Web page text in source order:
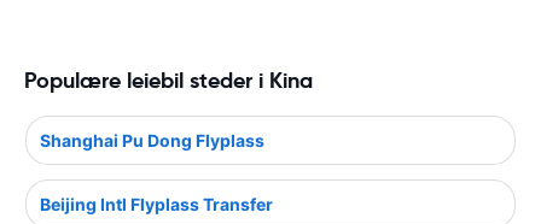
Populære leiebil steder i Kina
Shanghai Pu Dong Flyplass
Beijing Intl Flyplass Transfer